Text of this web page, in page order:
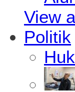
View
Politik